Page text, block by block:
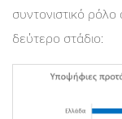
συντονιστικό
δεύτερο στάδιο: